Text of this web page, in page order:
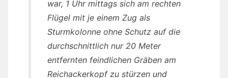
war, 1 Uhr mittags sich am rechten
Flügel mit je einem Zug als
Sturmkolonne ohne Schutz auf die
durchschnittlich nur 20 Meter
entfernten feindlichen Gräben am
Reichackerkopf zu stürzen und